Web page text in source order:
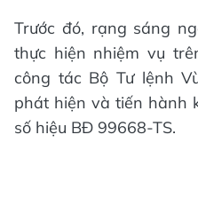
Trước đó, rạng sáng
thực hiện nhiệm vụ
công tác Bộ Tư lệnh
phát hiện và tiến hành
số hiệu BĐ 99668-TS.